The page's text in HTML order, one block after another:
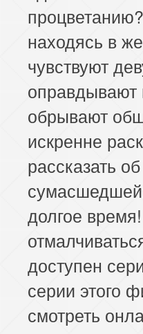
находясь в
чувствуют
оправдывают
обрывают
искренне
рассказать
долгое
доступен
серии этого
смотреть